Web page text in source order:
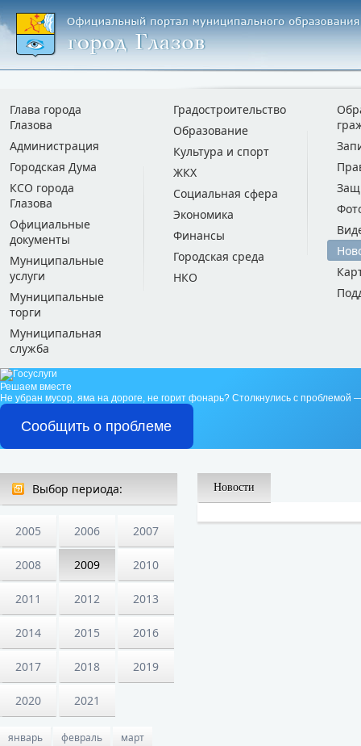
Глава города
Глазова
Администрация
Городская Дума
КСО города
Глазова
Официальные
документы
Муниципальные
услуги
Муниципальные
торги
Муниципальная
служба
Градостроительство
Образование
Культура и спорт
ЖКХ
Социальная сфера
Экономика
Финансы
Городская среда
НКО
Решаем вместе
Не убран мусор, яма на дороге, не горит фонарь? Столкнулись с проблемой
Сообщить о проблеме
Выбор периода:
2005 2006 2007
2008 2009 2010
2011 2012 2013
2014 2015 2016
2017 2018 2019
2020 2021
январь февраль
март
Новости